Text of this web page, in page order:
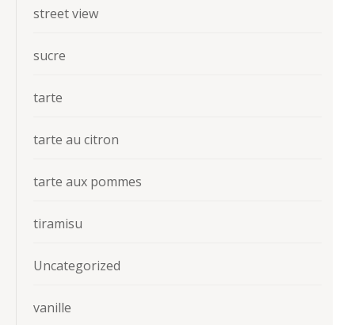
street view
sucre
tarte
tarte au citron
tarte aux pommes
tiramisu
Uncategorized
vanille